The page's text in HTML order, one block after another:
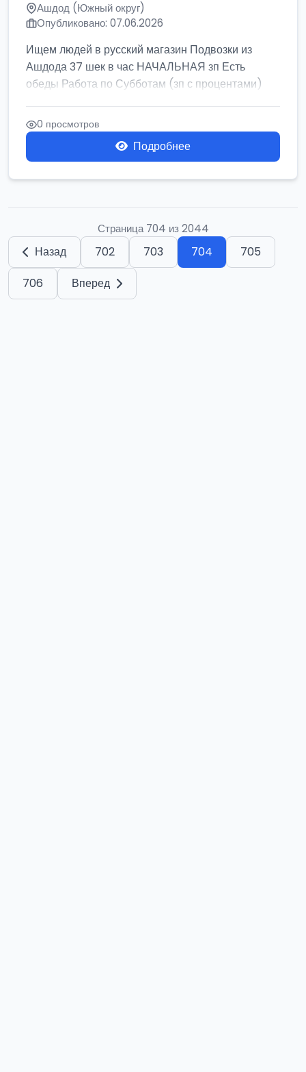
Ашдод (Южный округ)
Опубликовано: 07.06.2026
Ищем людей в русский магазин Подвозки из
Ашдода 37 шек в час НАЧАЛЬНАЯ зп Есть
обеды Работа по Субботам (зп с процентами)
0 просмотров
Подробнее
Страница 704 из 2044
Назад 702 703 704
705
706
Вперед